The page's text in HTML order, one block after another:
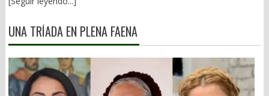
Transístmico, Proyecto Alfa-Omega, Plan Puebla-Panamá y
por la corrupción y la complicidad. Sobre la vieja vía inaugurada
por el general Porfirio Díaz (1907), se montaron nuevas vías. En
2026 sigue siendo un fiasco. 1).- La primera falacia Se ha dicho
UNA TRÍADA EN PLENA FAENA